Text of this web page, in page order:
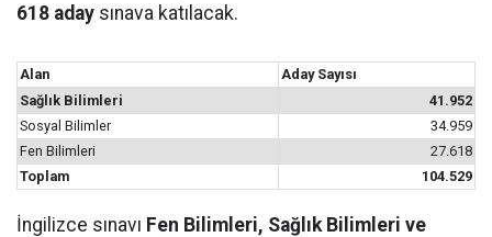
618 aday sınava katılacak.
Alan
Aday Sayısı
Sağlık Bilimleri
41.952
Sosyal Bilimler
34.959
Fen Bilimleri
27.618
Toplam
104.529
İngilizce sınavı Fen Bilimleri, Sağlık Bilimleri ve